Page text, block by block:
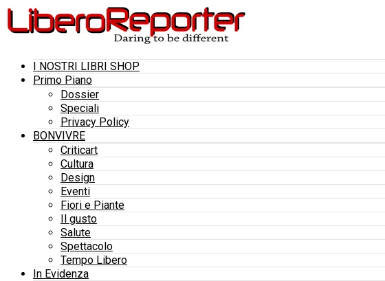
I NOSTRI LIBRI SHOP
Primo Piano
Dossier
Speciali
Privacy Policy
BONVIVRE
Criticart
Cultura
Design
Eventi
Fiori e Piante
Il gusto
Salute
Spettacolo
Tempo Libero
In Evidenza